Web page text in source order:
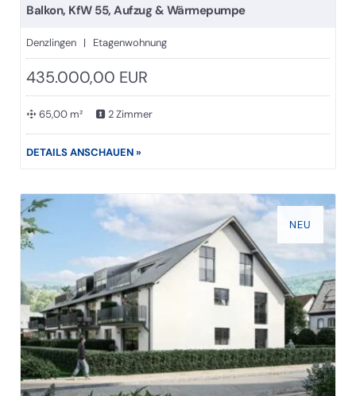
Balkon, KfW 55, Aufzug & Wärmepumpe
Denzlingen | Etagenwohnung
435.000,00 EUR
65,00 m² 2 Zimmer
DETAILS ANSCHAUEN »
NEU